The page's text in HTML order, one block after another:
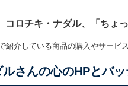
コロチキ・ナダル、「ちょ
紹介している商品の購入やサービ
ルさんの心のHPとバ